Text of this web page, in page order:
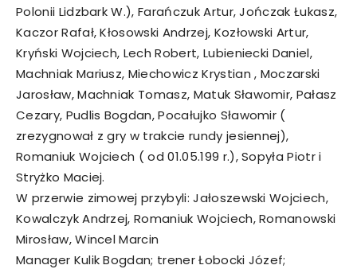
Polonii Lidzbark W.), Farańczuk Artur, Jończak Łukasz,
Kaczor Rafał, Kłosowski Andrzej, Kozłowski Artur,
Kryński Wojciech, Lech Robert, Lubieniecki Daniel,
Machniak Mariusz, Miechowicz Krystian , Moczarski
Jarosław, Machniak Tomasz, Matuk Sławomir, Pałasz
Cezary, Pudlis Bogdan, Pocałujko Sławomir (
zrezygnował z gry w trakcie rundy jesiennej),
Romaniuk Wojciech ( od 01.05.199 r.), Sopyła Piotr i
Stryżko Maciej.
W przerwie zimowej przybyli: Jałoszewski Wojciech,
Kowalczyk Andrzej, Romaniuk Wojciech, Romanowski
Mirosław, Wincel Marcin
Manager Kulik Bogdan; trener Łobocki Józef;